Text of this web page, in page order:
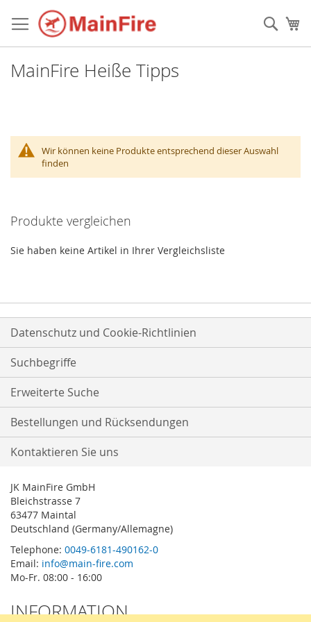
zum
Inhalt
MainFire Heiße Tipps
Wir können keine Produkte entsprechend dieser Auswahl
finden
Produkte vergleichen
Sie haben keine Artikel in Ihrer Vergleichsliste
Datenschutz und Cookie-Richtlinien
Suchbegriffe
Erweiterte Suche
Bestellungen und Rücksendungen
Kontaktieren Sie uns
JK MainFire GmbH
Bleichstrasse 7
63477 Maintal
Deutschland (Germany/Allemagne)
Telephone: 0049-6181-490162-0
Email: info@main-fire.com
Mo-Fr. 08:00 - 16:00
INFORMATION